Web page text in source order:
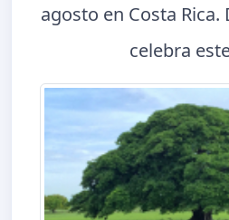
agosto en Costa
celebra